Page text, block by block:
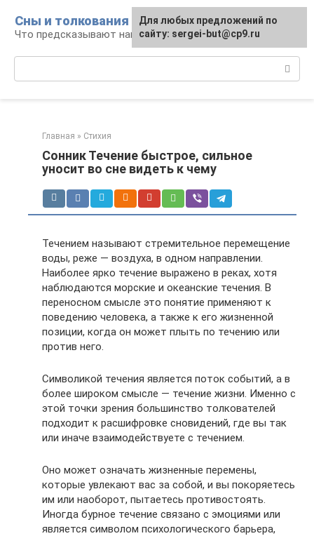
контенту
Сны и толкования
Что предсказывают нам наши сны
Главная » Стихия
Сонник Течение быстрое, сильное
уносит во сне видеть к чему
Течением называют стремительное перемещение
воды, реже — воздуха, в одном направлении.
Наиболее ярко течение выражено в реках, хотя
наблюдаются морские и океанские течения. В
переносном смысле это понятие применяют к
поведению человека, а также к его жизненной
позиции, когда он может плыть по течению или
против него.
Символикой течения является поток событий, а в
более широком смысле — течение жизни. Именно с
этой точки зрения большинство толкователей
подходит к расшифровке сновидений, где вы так
или иначе взаимодействуете с течением.
Оно может означать жизненные перемены,
которые увлекают вас за собой, и вы покоряетесь
им или наоборот, пытаетесь противостоять.
Иногда бурное течение связано с эмоциями или
является символом психологического барьера,
Для любых предложений по
сайту: sergei-but@cp9.ru